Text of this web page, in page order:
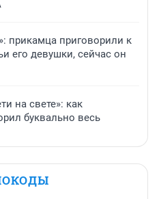
прикамца приговорили к
его девушки, сейчас он
на свете»: как
буквально весь